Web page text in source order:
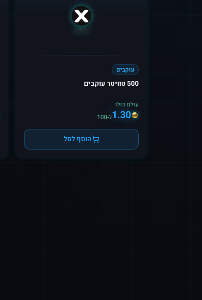
עוקבים
500 טוויטר עוקבים
עולם כולו
1.30ל-100
הוסף לסל